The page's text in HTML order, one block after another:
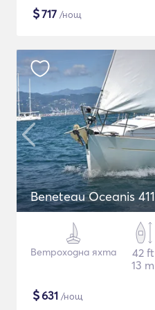
$717 /нощ
Beneteau Oceanis 411
Ветроходна яхта
42 ft
13 m
$631 /нощ